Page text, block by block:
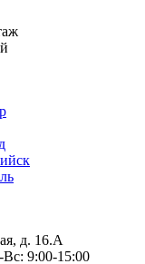
д. 16.А
9:00-15:00